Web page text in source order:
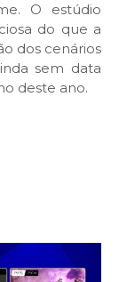
O estúdio
do que a
dos cenários
sem data
deste ano.